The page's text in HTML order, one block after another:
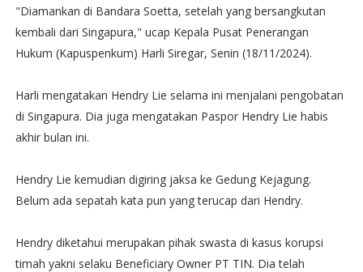
"Diamankan di Bandara Soetta, setelah yang bersangkutan
kembali dari Singapura," ucap Kepala Pusat Penerangan
Hukum (Kapuspenkum) Harli Siregar, Senin (18/11/2024).
Harli mengatakan Hendry Lie selama ini menjalani pengobatan
di Singapura. Dia juga mengatakan Paspor Hendry Lie habis
akhir bulan ini.
Hendry Lie kemudian digiring jaksa ke Gedung Kejagung.
Belum ada sepatah kata pun yang terucap dari Hendry.
Hendry diketahui merupakan pihak swasta di kasus korupsi
timah yakni selaku Beneficiary Owner PT TIN. Dia telah